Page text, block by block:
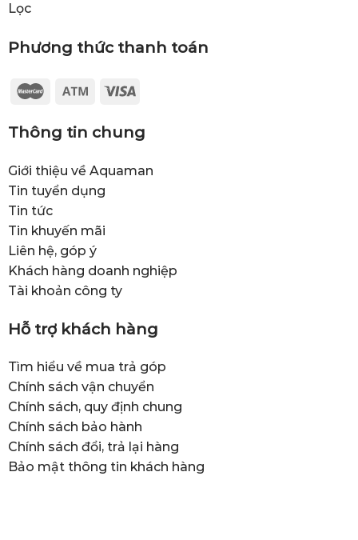
Lọc
Phương thức thanh toán
Thông tin chung
Giới thiệu về Aquaman
Tin tuyển dụng
Tin tức
Tin khuyến mãi
Liên hệ, góp ý
Khách hàng doanh nghiệp
Tài khoản công ty
Hỗ trợ khách hàng
Tìm hiểu về mua trả góp
Chính sách vận chuyển
Chính sách, quy định chung
Chính sách bảo hành
Chính sách đổi, trả lại hàng
Bảo mật thông tin khách hàng